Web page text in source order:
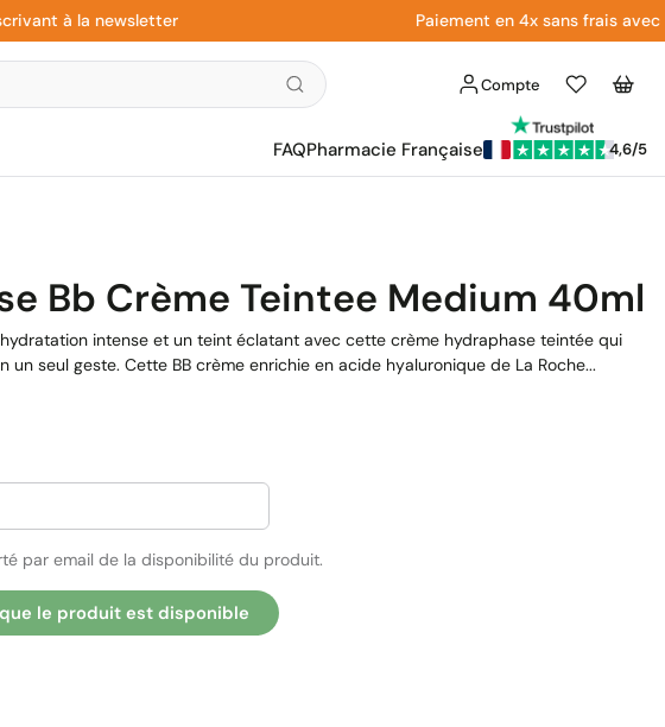
à la newsletter Paiement en 4x sans frais avec
Compte
Liste
d'envies
Panier
FAQPharmacie Française 4,6/5
Bb Crème Teintee Medium 40ml
intense et un teint éclatant avec cette crème hydraphase teintée qui
un seul geste. Cette BB crème enrichie en acide hyaluronique de La Roche...
par email de la disponibilité du produit.
le produit est disponible